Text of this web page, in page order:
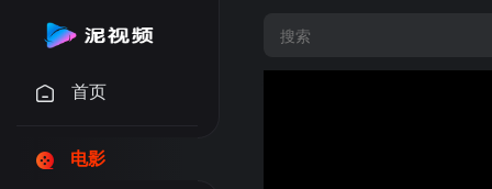
首页
电影